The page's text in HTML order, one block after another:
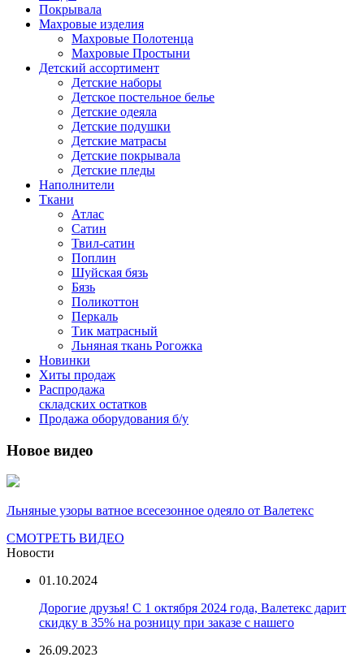
Покрывала
Махровые изделия
Махровые Полотенца
Махровые Простыни
Детский ассортимент
Детские наборы
Детское постельное белье
Детские одеяла
Детские подушки
Детские матрасы
Детские покрывала
Детские пледы
Наполнители
Ткани
Атлас
Сатин
Твил-сатин
Поплин
Шуйская бязь
Бязь
Поликоттон
Перкаль
Тик матрасный
Льняная ткань Рогожка
Новинки
Хиты продаж
Распродажа
складских остатков
Продажа оборудования б/у
Новое видео
Льняные узоры ватное всесезонное одеяло от Валетекс
СМОТРЕТЬ ВИДЕО
Новости
01.10.2024
Дорогие друзья! С 1 октября 2024 года, Валетекс дарит
скидку в 35% на розницу при заказе с нашего
26.09.2023